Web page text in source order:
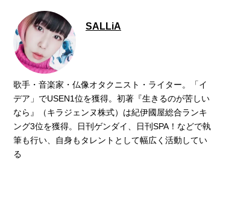
SALLiA
歌手・音楽家・仏像オタクニスト・ライター。「イ
デア」でUSEN1位を獲得。初著『生きるのが苦しい
なら』（キラジェンヌ株式）は紀伊國屋総合ランキ
ング3位を獲得。日刊ゲンダイ、日刊SPA！などで執
筆も行い、自身もタレントとして幅広く活動してい
る